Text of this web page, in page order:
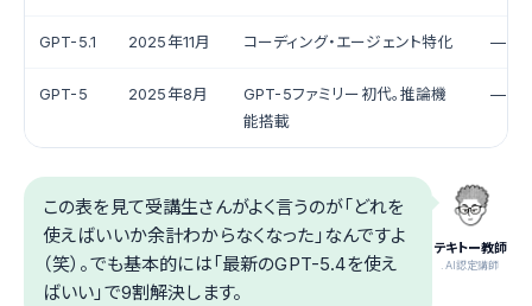
GPT-5.1 2025年11月 コーディング・エージェント特化 —
GPT-5 2025年8月
GPT-5ファミリー初代。推論機
能搭載
—
テキトー教師
.AI認定講師
この表を見て受講生さんがよく言うのが「どれを
使えばいいか余計わからなくなった」なんですよ
（笑）。でも基本的には「最新のGPT-5.4を使え
ばいい」で9割解決します。